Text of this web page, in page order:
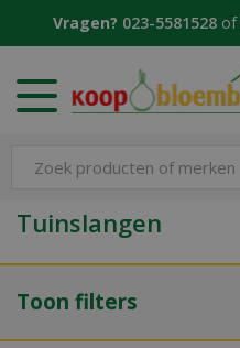
Vragen? 023-5581528 of
Tuinslangen
Toon filters